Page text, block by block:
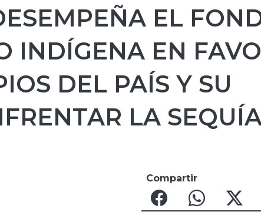
EL
INDÍGENA EN
DEL PAÍS Y SU
LA
Compartir